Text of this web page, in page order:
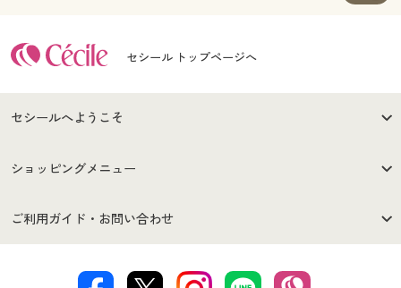
セシール トップページへ
セシールへようこそ
はじめての方へ
セシールご利用規約
ショッピングメニュー
商品カテゴリ
ご利用ガイド・お問い合わせ